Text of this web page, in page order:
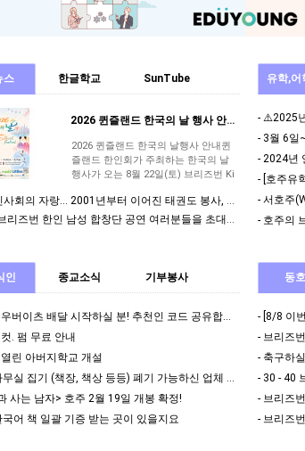
스 한글학교 SunTube
2026 퀸즐랜드 한국의 날 행사 안내 - 8월22일 토요일/브리즈번 King George…
2026 퀸즐랜드 한국의 날행사 안내퀸
즐랜드 한인회가 주최하는 한국의 날
행사가 오는 8월 22일(토) ​브리즈번 Ki
다양한 공연과 문화행사, 먹거리 등 모
두가 함께 즐길…
자랑… 2001년부터 이어진 태권도 봉사, 대한민국 경찰의 감사로 이어지다
즈번 한인 남성 합창단 공연 여러분들을 초대합니다.
유학,어
- ⚠️2025
- 3월 6일
- 2024년
- [호주유
- 호주의
인 종교소식 기부봉사
- 브리즈번 우버이츠 배달 시작하실 분! 추천인 코드 공유합니다.
. 펌 무료 안내
린 아버지학교 개설
실 집기 (책장, 책상 등등) 폐기 가능하신 업체 정보 부탁드립니다.
사는 남자> 호주 2월 19일 개봉 확정!
국어 책 일괄 기증 받는 곳이 있을지요
동
- 브리즈
- 축구하
- 30 - 40
- 브리즈
- 브리즈